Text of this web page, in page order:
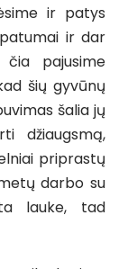
ir patys
ir dar
pajusime
šių gyvūnų
šalia jų
džiaugsmą,
priprastų
darbo su
lauke, tad